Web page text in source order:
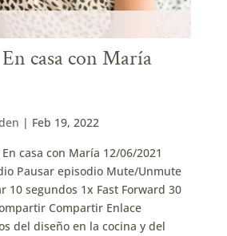
casa con María
| Feb 19, 2022
casa con María 12/06/2021
Pausar episodio Mute/Unmute
10 segundos 1x Fast Forward 30
Compartir Enlace
del diseño en la cocina y del